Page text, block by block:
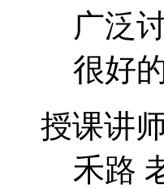
广泛
很好
授课讲
禾路